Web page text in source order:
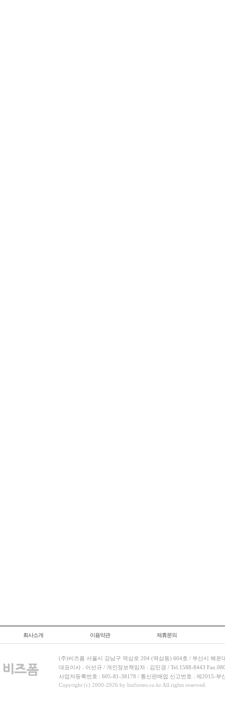
회사소개 이용약관 제휴문의
(주)비즈폼 서울시 강남구 역삼로 204 (역삼동) 604호 / 부산시 해운
대표이사 : 이선규 / 개인정보책임자 : 김민경 / Tel.1588-8443
사업자등록번호 : 605-81-38178 / 통신판매업 신고번호 : 제2015-부
Copyright (c) 2000-2026 by bizforms.co.kr All rights reserved.